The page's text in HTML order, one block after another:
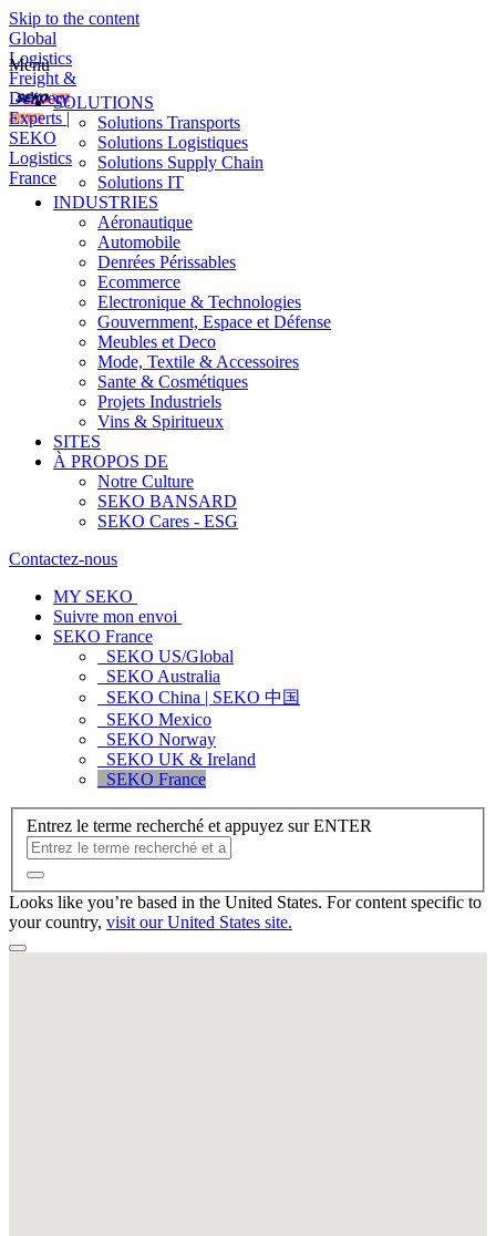
Skip to the content
Global
Logistics
Freight &
Delivery
Experts |
SEKO
Logistics
France
Menu
SOLUTIONS
Solutions Transports
Solutions Logistiques
Solutions Supply Chain
Solutions IT
INDUSTRIES
Aéronautique
Automobile
Denrées Périssables
Ecommerce
Electronique & Technologies
Gouvernment, Espace et Défense
Meubles et Deco
Mode, Textile & Accessoires
Sante & Cosmétiques
Projets Industriels
Vins & Spiritueux
SITES
À PROPOS DE
Notre Culture
SEKO BANSARD
SEKO Cares - ESG
Contactez-nous
MY SEKO
Suivre mon envoi
SEKO France
SEKO US/Global
SEKO Australia
SEKO China | SEKO 中国
SEKO Mexico
SEKO Norway
SEKO UK & Ireland
SEKO France
Entrez le terme recherché et appuyez sur ENTER
Looks like you’re based in the United States. For content specific to
your country, visit our United States site.